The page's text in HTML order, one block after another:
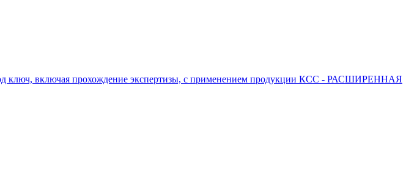
ключ, включая прохождение экспертизы, с применением продукции КСС - РАСШИРЕННАЯ